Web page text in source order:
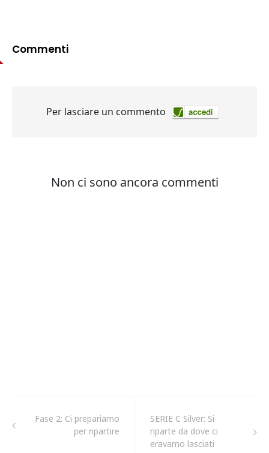
Commenti
Fase 2: Ci prepariamo
per ripartire
SERIE C Silver: Si
riparte da dove ci
eravamo lasciati